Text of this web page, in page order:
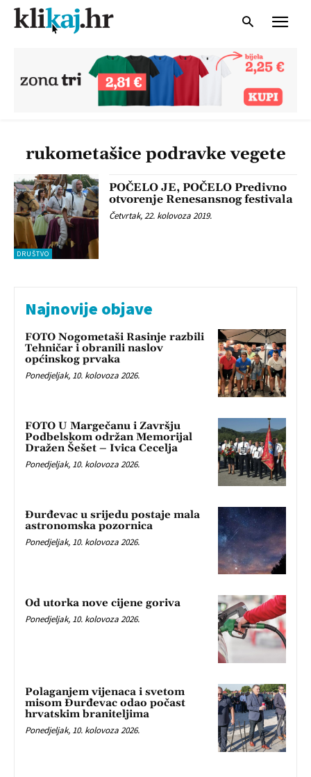
rukometašice podravke vegete
DRUŠTVO
POČELO JE, POČELO Predivno
otvorenje Renesansnog festivala
Četvrtak, 22. kolovoza 2019.
Najnovije objave
FOTO Nogometaši Rasinje razbili
Tehničar i obranili naslov
općinskog prvaka
Ponedjeljak, 10. kolovoza 2026.
FOTO U Margečanu i Završju
Podbelskom održan Memorijal
Dražen Šešet – Ivica Cecelja
Ponedjeljak, 10. kolovoza 2026.
Đurđevac u srijedu postaje mala
astronomska pozornica
Ponedjeljak, 10. kolovoza 2026.
Od utorka nove cijene goriva
Ponedjeljak, 10. kolovoza 2026.
Polaganjem vijenaca i svetom
misom Đurđevac odao počast
hrvatskim braniteljima
Ponedjeljak, 10. kolovoza 2026.